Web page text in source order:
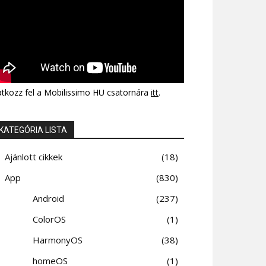
fel a Mobilissimo HU csatornára itt.
KATEGÓRIA LISTA
Ajánlott cikkek
18
App
830
Android
237
ColorOS
1
HarmonyOS
38
homeOS
1